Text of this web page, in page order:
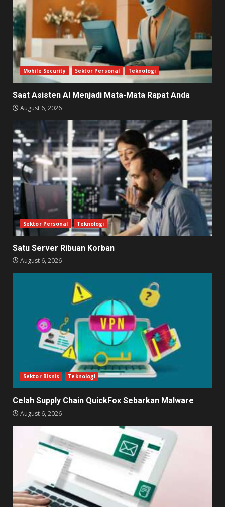
Mobile Security Sektor Personal Teknologi
Saat Asisten AI Menjadi Mata-Mata Rapat Anda
August 6, 2026
Sektor Personal Teknologi
Satu Server Ribuan Korban
August 6, 2026
Sektor Bisnis Teknologi
Celah Supply Chain QuickFox Sebarkan Malware
August 6, 2026